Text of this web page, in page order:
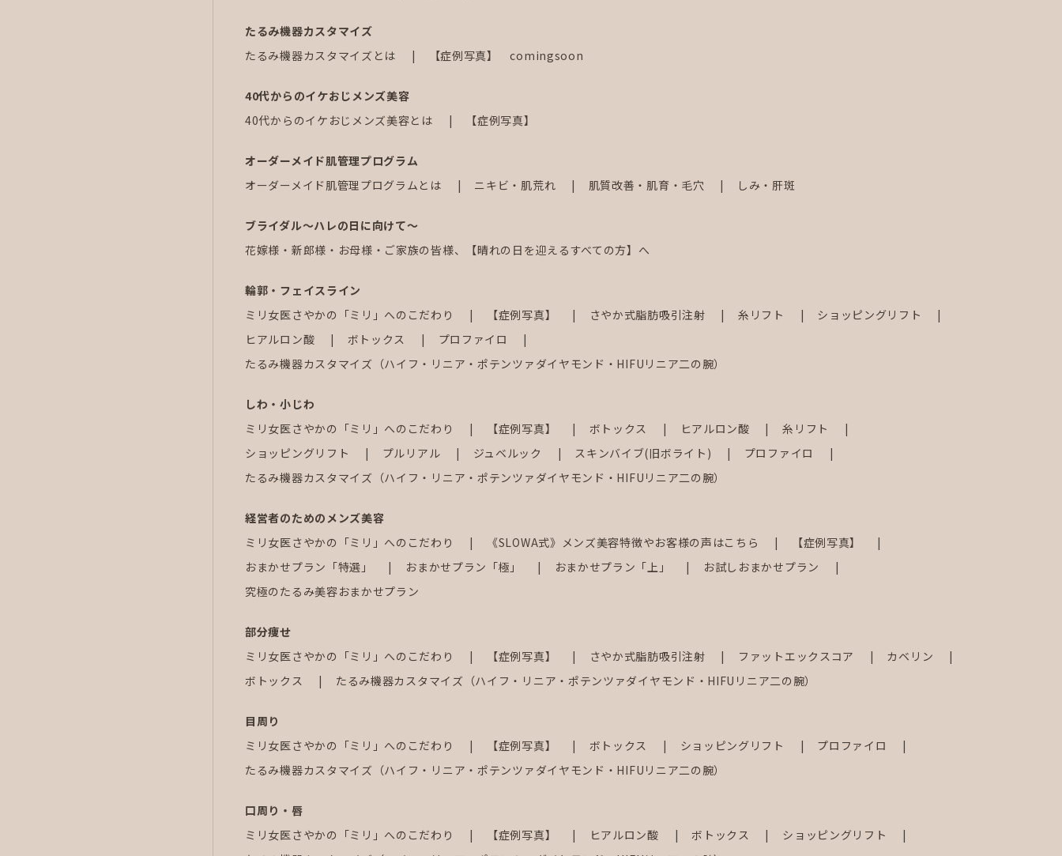
たるみ機器カスタマイズ
たるみ機器カスタマイズとは
【症例写真】 comingsoon
40代からのイケおじメンズ美容
40代からのイケおじメンズ美容とは
【症例写真】
オーダーメイド肌管理プログラム
オーダーメイド肌管理プログラムとは
ニキビ・肌荒れ 肌質改善・肌育・毛穴 しみ・肝斑
ブライダル～ハレの日に向けて～
花嫁様・新郎様・お母様・ご家族の皆様、【晴れの日を迎えるすべての方】へ
輪郭・フェイスライン
ミリ女医さやかの「ミリ」へのこだわり
【症例写真】 さやか式脂肪吸引注射 糸リフト
ショッピングリフト
ヒアルロン酸
ボトックス
プロファイロ
たるみ機器カスタマイズ（ハイフ・リニア・ポテンツァダイヤモンド・HIFUリニア二の腕）
しわ・小じわ
ミリ女医さやかの「ミリ」へのこだわり
【症例写真】 ボトックス ヒアルロン酸
糸リフト
ショッピングリフト
プルリアル ジュベルック スキンバイブ(旧ボライト)
プロファイロ
たるみ機器カスタマイズ（ハイフ・リニア・ポテンツァダイヤモンド・HIFUリニア二の腕）
経営者のためのメンズ美容
ミリ女医さやかの「ミリ」へのこだわり
《SLOWA式》メンズ美容特徴やお客様の声はこちら
【症例写真】
おまかせプラン「特選」
おまかせプラン「極」 おまかせプラン「上」
お試しおまかせプラン
究極のたるみ美容おまかせプラン
部分痩せ
ミリ女医さやかの「ミリ」へのこだわり
【症例写真】 さやか式脂肪吸引注射 ファットエックスコア
カベリン
ボトックス
たるみ機器カスタマイズ（ハイフ・リニア・ポテンツァダイヤモンド・HIFUリニア二の腕）
目周り
ミリ女医さやかの「ミリ」へのこだわり
【症例写真】 ボトックス ショッピングリフト
プロファイロ
たるみ機器カスタマイズ（ハイフ・リニア・ポテンツァダイヤモンド・HIFUリニア二の腕）
口周り・唇
ミリ女医さやかの「ミリ」へのこだわり
【症例写真】 ヒアルロン酸 ボトックス
ショッピングリフト